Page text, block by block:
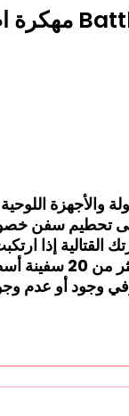
على تحطيم سفن
إذا
أكثر من 20
وفي وجود أو عدم